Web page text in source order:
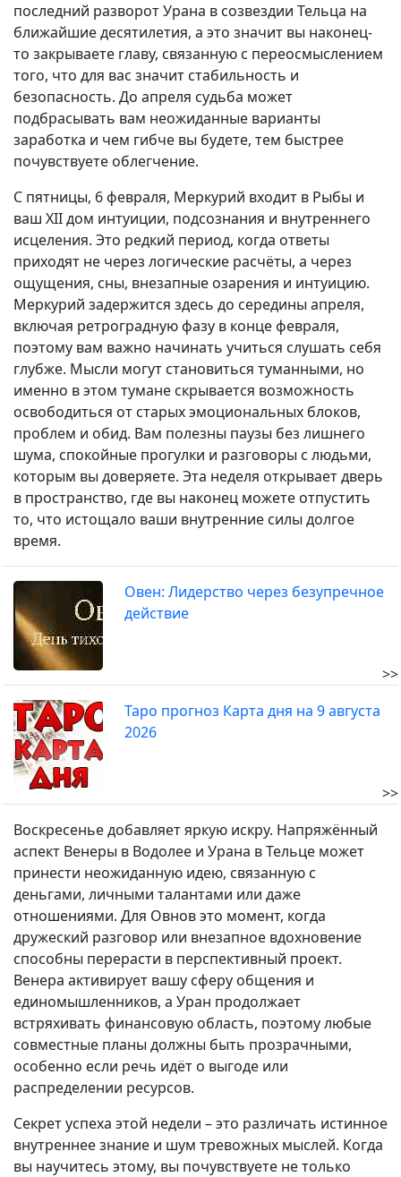
последний разворот Урана в созвездии Тельца на
ближайшие десятилетия, а это значит вы наконец-
то закрываете главу, связанную с переосмыслением
того, что для вас значит стабильность и
безопасность. До апреля судьба может
подбрасывать вам неожиданные варианты
заработка и чем гибче вы будете, тем быстрее
почувствуете облегчение.
С пятницы, 6 февраля, Меркурий входит в Рыбы и
ваш XII дом интуиции, подсознания и внутреннего
исцеления. Это редкий период, когда ответы
приходят не через логические расчёты, а через
ощущения, сны, внезапные озарения и интуицию.
Меркурий задержится здесь до середины апреля,
включая ретроградную фазу в конце февраля,
поэтому вам важно начинать учиться слушать себя
глубже. Мысли могут становиться туманными, но
именно в этом тумане скрывается возможность
освободиться от старых эмоциональных блоков,
проблем и обид. Вам полезны паузы без лишнего
шума, спокойные прогулки и разговоры с людьми,
которым вы доверяете. Эта неделя открывает дверь
в пространство, где вы наконец можете отпустить
то, что истощало ваши внутренние силы долгое
время.
Овен: Лидерство через безупречное
действие
>>
Таро прогноз Карта дня на 9 августа
2026
>>
Воскресенье добавляет яркую искру. Напряжённый
аспект Венеры в Водолее и Урана в Тельце может
принести неожиданную идею, связанную с
деньгами, личными талантами или даже
отношениями. Для Овнов это момент, когда
дружеский разговор или внезапное вдохновение
способны перерасти в перспективный проект.
Венера активирует вашу сферу общения и
единомышленников, а Уран продолжает
встряхивать финансовую область, поэтому любые
совместные планы должны быть прозрачными,
особенно если речь идёт о выгоде или
распределении ресурсов.
Секрет успеха этой недели – это различать истинное
внутреннее знание и шум тревожных мыслей. Когда
вы научитесь этому, вы почувствуете не только